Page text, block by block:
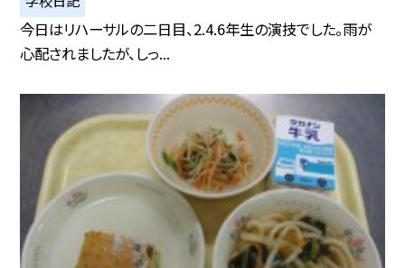
今日はリハーサルの二日目、2.4.6年生の演技でした。雨が
心配されましたが、しっ...